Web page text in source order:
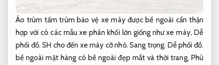
Áo trùm tấm trùm bảo vệ xe máy được bề ngoài cẩn thận
hợp với có các mẫu xe phân khối lớn giống như xe máy, Dễ
phối đồ. SH cho đến xe máy cỡ nhỏ. Sang trọng. Dễ phối đồ.
bề ngoài mặt hàng có bề ngoài đẹp mắt và thời trang, Phù